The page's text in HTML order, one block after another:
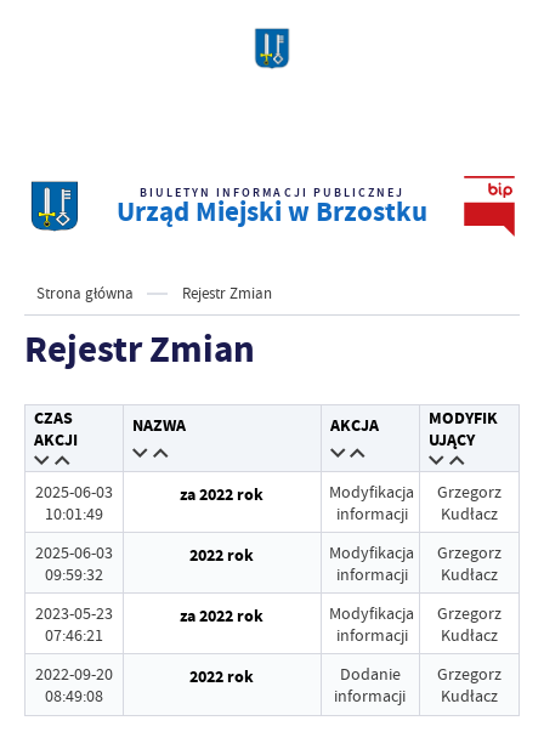
BIULETYN INFORMACJI PUBLICZNEJ
Urząd Miejski w Brzostku
Strona główna Rejestr Zmian
Rejestr Zmian
CZAS
AKCJI
NAZWA AKCJA
MODYFIK
UJĄCY
2025-06-03
10:01:49
za 2022 rok
Modyfikacja
informacji
Grzegorz
Kudłacz
2025-06-03
09:59:32
2022 rok
Modyfikacja
informacji
Grzegorz
Kudłacz
2023-05-23
07:46:21
za 2022 rok
Modyfikacja
informacji
Grzegorz
Kudłacz
2022-09-20
08:49:08
2022 rok
Dodanie
informacji
Grzegorz
Kudłacz